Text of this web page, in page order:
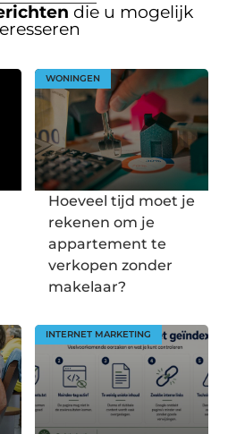
die u mogelijk
WONINGEN
Hoeveel tijd moet je
rekenen om je
appartement te
verkopen zonder
makelaar?
INTERNET MARKETING